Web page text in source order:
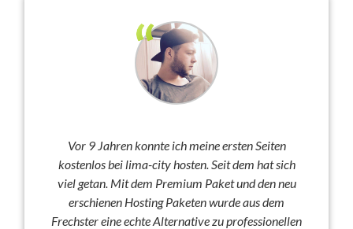
Vor 9 Jahren konnte ich meine ersten Seiten
kostenlos bei lima-city hosten. Seit dem hat sich
viel getan. Mit dem Premium Paket und den neu
erschienen Hosting Paketen wurde aus dem
Frechster eine echte Alternative zu professionellen